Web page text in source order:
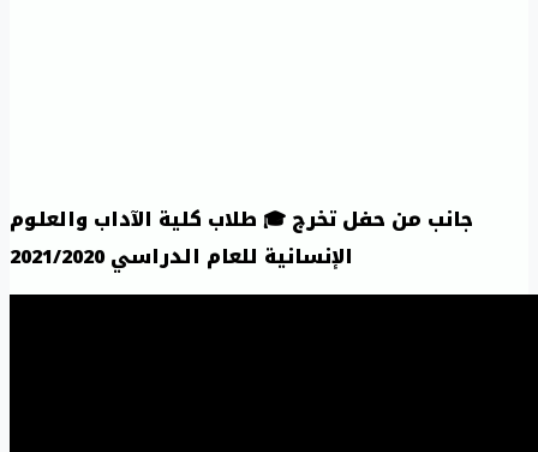
جانب من حفل تخرج 🎓 طلاب كلية الآداب والعلوم
الإنسانية للعام الدراسي 2021/2020